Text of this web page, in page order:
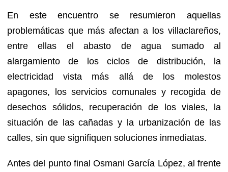
En este encuentro se resumieron aquellas
problemáticas que más afectan a los villaclareños,
entre ellas el abasto de agua sumado al
alargamiento de los ciclos de distribución, la
electricidad vista más allá de los molestos
apagones, los servicios comunales y recogida de
desechos sólidos, recuperación de los viales, la
situación de las cañadas y la urbanización de las
calles, sin que signifiquen soluciones inmediatas.
Antes del punto final Osmani García López, al frente